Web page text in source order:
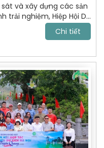
và xây dựng các sản
trải nghiệm, Hiệp Hội Du
trình khảo sát thực
Dân tộc Việt Nam do
Chi tiết